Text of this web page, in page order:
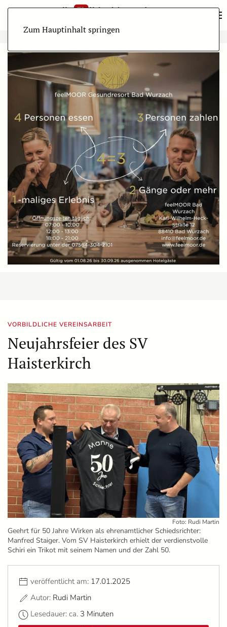
Zum Hauptinhalt springen
VORBILDLICHE VEREINSARBEIT
Neujahrsfeier des SV
Haisterkirch
Foto: Rudi Martin
Geehrt für 50 Jahre Wirken als ehrenamtlicher Schiedsrichter:
Manfred Staiger. Vom SV Haisterkirch erhielt der verdienstvolle
Schiri ein Trikot mit seinem Namen und der Zahl 50.
veröffentlicht am: 17.01.2025
Autor: Rudi Martin
Lesedauer: ca. 3 Minuten